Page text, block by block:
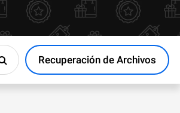
Recuperación de Archivos